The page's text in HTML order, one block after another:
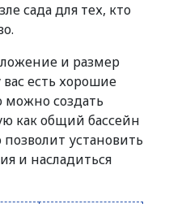
сада для тех, кто
и размер
вас есть хорошие
можно создать
как общий бассейн
установить
и насладиться